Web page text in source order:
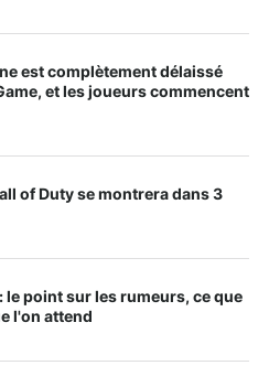
est complètement délaissé
et les joueurs commencent
of Duty se montrera dans 3
le point sur les rumeurs, ce que
l'on attend